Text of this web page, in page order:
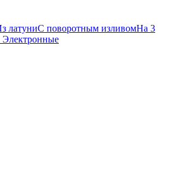
латуниС поворотным изливомНа 3
Электронные